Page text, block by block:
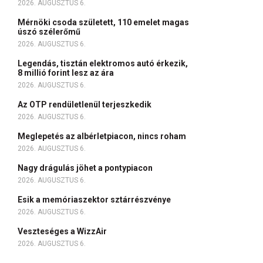
2026. AUGUSZTUS 6.
Mérnöki csoda született, 110 emelet magas
úszó szélerőmű
2026. AUGUSZTUS 6.
Legendás, tisztán elektromos autó érkezik,
8 millió forint lesz az ára
2026. AUGUSZTUS 6.
Az OTP rendületlenül terjeszkedik
2026. AUGUSZTUS 6.
Meglepetés az albérletpiacon, nincs roham
2026. AUGUSZTUS 6.
Nagy drágulás jöhet a pontypiacon
2026. AUGUSZTUS 6.
Esik a memóriaszektor sztárrészvénye
2026. AUGUSZTUS 6.
Veszteséges a WizzAir
2026. AUGUSZTUS 6.